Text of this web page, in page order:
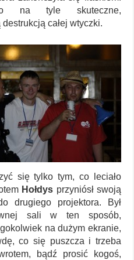
na tyle skuteczne,
całej wtyczki.
się tylko tym, co leciało
Hołdys przyniósł swoją
drugiego projektora. Był
sali w ten sposób,
na dużym ekranie,
co się puszcza i trzeba
bądź prosić kogoś,